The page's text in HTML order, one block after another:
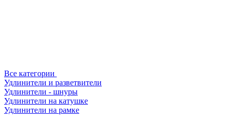
Все категории
Удлинители и разветвители
Удлинители - шнуры
Удлинители на катушке
Удлинители на рамке